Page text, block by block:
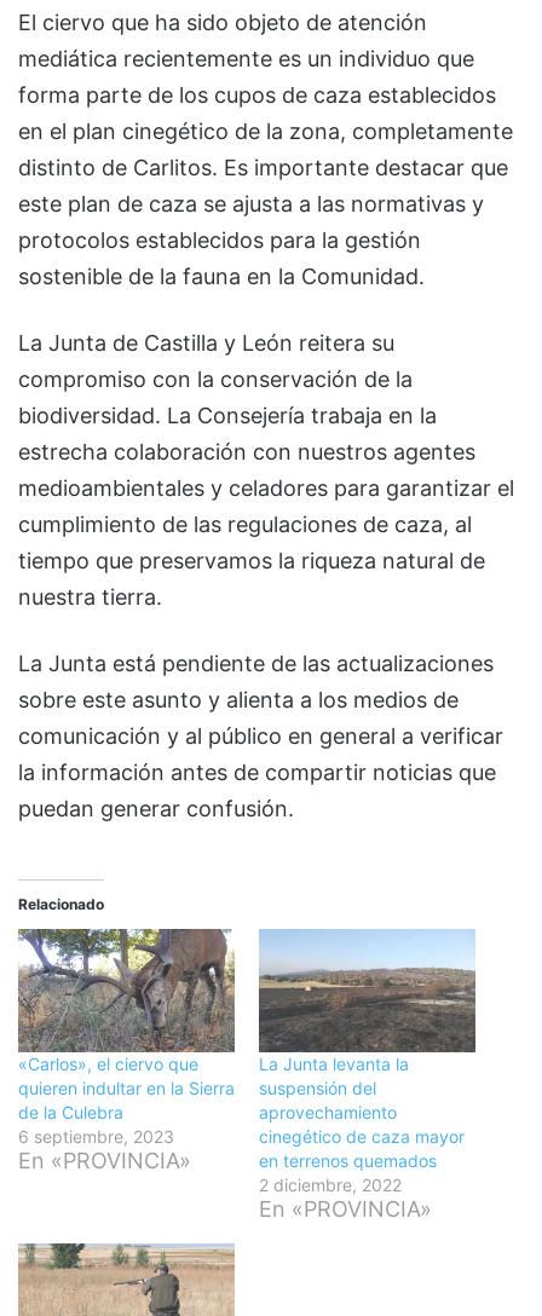
El ciervo que ha sido objeto de atención
mediática recientemente es un individuo que
forma parte de los cupos de caza establecidos
en el plan cinegético de la zona, completamente
distinto de Carlitos. Es importante destacar que
este plan de caza se ajusta a las normativas y
protocolos establecidos para la gestión
sostenible de la fauna en la Comunidad.
La Junta de Castilla y León reitera su
compromiso con la conservación de la
biodiversidad. La Consejería trabaja en la
estrecha colaboración con nuestros agentes
medioambientales y celadores para garantizar el
cumplimiento de las regulaciones de caza, al
tiempo que preservamos la riqueza natural de
nuestra tierra.
La Junta está pendiente de las actualizaciones
sobre este asunto y alienta a los medios de
comunicación y al público en general a verificar
la información antes de compartir noticias que
puedan generar confusión.
Relacionado
«Carlos», el ciervo que
quieren indultar en la Sierra
de la Culebra
6 septiembre, 2023
En «PROVINCIA»
La Junta levanta la
suspensión del
aprovechamiento
cinegético de caza mayor
en terrenos quemados
2 diciembre, 2022
En «PROVINCIA»